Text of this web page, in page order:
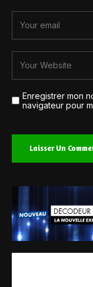
Enregistrer mon
navigateur pour